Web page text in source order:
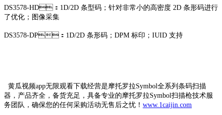
DS3578-HD：1D/2D 条型码；针对非常小的高密度 2D 条形码进行
了优化；图像采集
DS3578-DP：1D/2D 条形码；DPM 标印；IUID 支持
黄瓜视频app无限观看下载经营是摩托罗拉Symbol全系列条码扫描
器，产品齐全，备货充足，具备专业的摩托罗拉Symbol扫描枪技术服
务团队，确保您的任何采购活动无售后之忧！ www.1caijin.com